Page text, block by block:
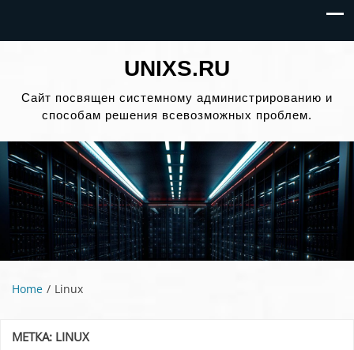
UNIXS.RU
Сайт посвящен системному администрированию и
способам решения всевозможных проблем.
Home Linux
МЕТКА: LINUX